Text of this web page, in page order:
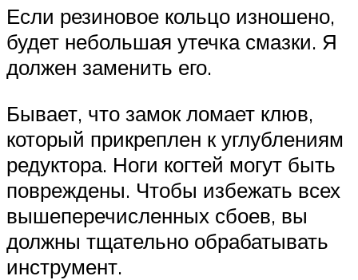
Если резиновое кольцо изношено,
будет небольшая утечка смазки. Я
должен заменить его.
Бывает, что замок ломает клюв,
который прикреплен к углублениям
редуктора. Ноги когтей могут быть
повреждены. Чтобы избежать всех
вышеперечисленных сбоев, вы
должны тщательно обрабатывать
инструмент.